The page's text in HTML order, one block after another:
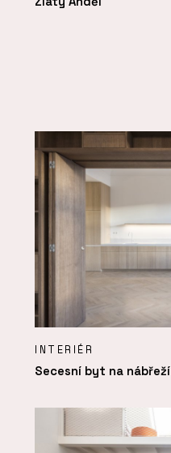
INTERIÉR
Secesní byt na nábřeží